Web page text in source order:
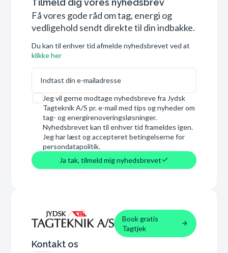
Tilmeld dig vores nyhedsbrev
Få vores gode råd om tag, energi og
vedligehold sendt direkte til din indbakke.
Du kan til enhver tid afmelde nyhedsbrevet ved at
klikke her
E-mail
Samtykke
Jeg vil gerne modtage nyhedsbreve fra Jydsk
Tagteknik A/S pr. e-mail med tips og nyheder om
tag- og energirenoveringsløsninger.
Nyhedsbrevet kan til enhver tid frameldes igen.
Jeg har læst og accepteret betingelserne for
persondatapolitik.
Ja tak, tilmeld mig nyhedsbrevet
Book gratis
Tagtjek
Kontakt os